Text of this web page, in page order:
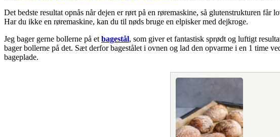
Det bedste resultat opnås når dejen er rørt på en røremaskine, så glutenstrukturen
Har du ikke en røremaskine, kan du til nøds bruge en elpisker med dejkroge.
Jeg bager gerne bollerne på et bagestål, som giver et fantastisk sprødt og luftigt
bager bollerne på det. Sæt derfor bagestålet i ovnen og lad den opvarme i en 1 time
bageplade.